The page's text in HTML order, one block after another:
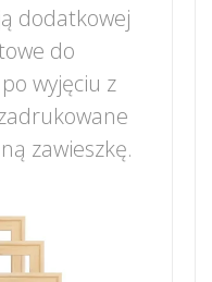
dodatkowej
do
wyjęciu z
zawieszkę.